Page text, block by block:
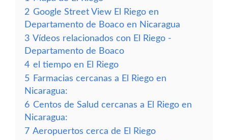
2 Google Street View El Riego en
Departamento de Boaco en Nicaragua
3 Vídeos relacionados con El Riego -
Departamento de Boaco
4 el tiempo en El Riego
5 Farmacias cercanas a El Riego en
Nicaragua:
6 Centos de Salud cercanas a El Riego en
Nicaragua:
7 Aeropuertos cerca de El Riego